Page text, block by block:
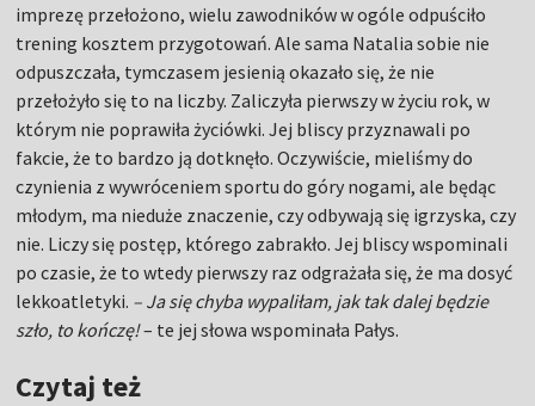
imprezę przełożono, wielu zawodników w ogóle odpuściło
trening kosztem przygotowań. Ale sama Natalia sobie nie
odpuszczała, tymczasem jesienią okazało się, że nie
przełożyło się to na liczby. Zaliczyła pierwszy w życiu rok, w
którym nie poprawiła życiówki. Jej bliscy przyznawali po
fakcie, że to bardzo ją dotknęło. Oczywiście, mieliśmy do
czynienia z wywróceniem sportu do góry nogami, ale będąc
młodym, ma nieduże znaczenie, czy odbywają się igrzyska, czy
nie. Liczy się postęp, którego zabrakło. Jej bliscy wspominali
po czasie, że to wtedy pierwszy raz odgrażała się, że ma dosyć
lekkoatletyki. – Ja się chyba wypaliłam, jak tak dalej będzie
szło, to kończę!– te jej słowa wspominała Pałys.
Czytaj też